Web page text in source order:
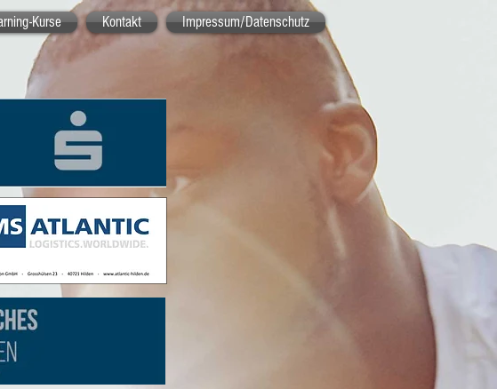
Kurse Kontakt Impressum/Datenschutz